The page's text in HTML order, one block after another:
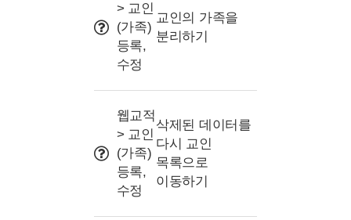
> 교인
(가족)
등록,
수정
교인의 가족을
분리하기
웹교적
> 교인
(가족)
등록,
수정
삭제된 데이터를
다시 교인
목록으로
이동하기